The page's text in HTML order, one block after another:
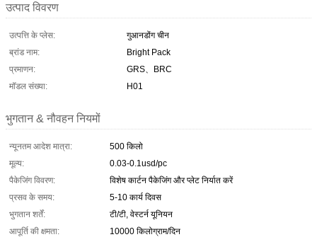
उत्पाद विवरण
उत्पत्ति के प्लेस:
गुआनडोंग चीन
ब्रांड नाम:
Bright Pack
प्रमाणन:
GRS、BRC
मॉडल संख्या:
H01
भुगतान & नौवहन नियमों
न्यूनतम आदेश मात्रा:
500 किलो
मूल्य:
0.03-0.1usd/pc
पैकेजिंग विवरण:
विशेष कार्टन पैकेजिंग और प्लेट निर्यात करें
प्रसव के समय:
5-10 कार्य दिवस
भुगतान शर्तें:
टी/टी, वेस्टर्न यूनियन
आपूर्ति की क्षमता:
10000 किलोग्राम/दिन